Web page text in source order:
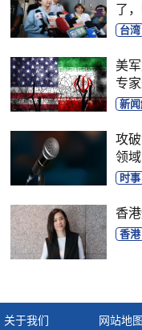
了
台湾
美
专
新
攻
领
时事
香
香港
关于我们 网站地图